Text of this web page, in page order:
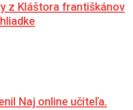
z Kláštora františkánov
Naj online učiteľa.